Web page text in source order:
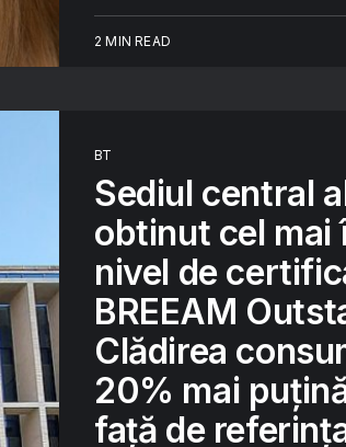
2 MIN READ
BT
Sediul central
obtinut cel mai
nivel de
BREEAM
Clădirea
20% mai
față de